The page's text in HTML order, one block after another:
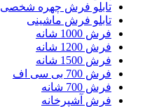
تابلو فرش چهره شخصی
تابلو فرش ماشینی
فرش 1000 شانه
فرش 1200 شانه
فرش 1500 شانه
فرش 700 بی سی اف
فرش 700 شانه
فرش آشپرخانه